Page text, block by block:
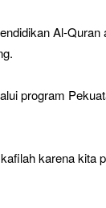
Al-Quran
program
karena kita